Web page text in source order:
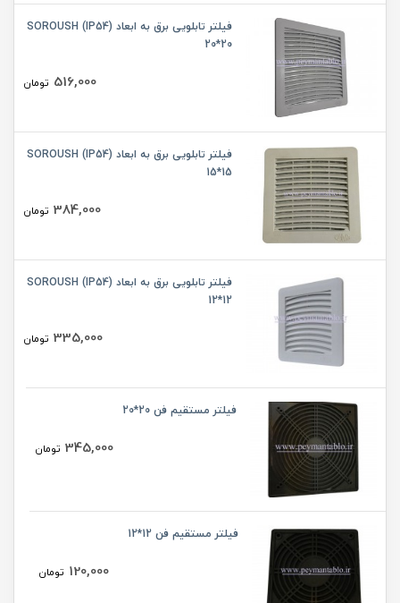
فیلتر تابلویی برق به ابعاد SOROUSH (IP54)
20*20
516,000 تومان
فیلتر تابلویی برق به ابعاد SOROUSH (IP54)
15*15
384,000 تومان
فیلتر تابلویی برق به ابعاد SOROUSH (IP54)
12*12
335,000 تومان
فیلتر مستقیم فن 20*20
345,000 تومان
فیلتر مستقیم فن 12*12
120,000 تومان